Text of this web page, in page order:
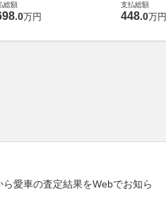
総額
.0万円
支払総額
448.0万円
ら愛車の査定結果をWebでお知ら